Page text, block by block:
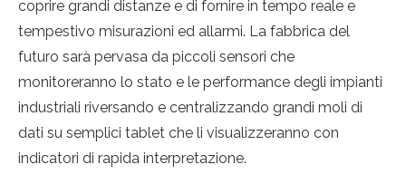
coprire grandi distanze e di fornire in tempo reale e
tempestivo misurazioni ed allarmi. La fabbrica del
futuro sarà pervasa da piccoli sensori che
monitoreranno lo stato e le performance degli impianti
industriali riversando e centralizzando grandi moli di
dati su semplici tablet che li visualizzeranno con
indicatori di rapida interpretazione.